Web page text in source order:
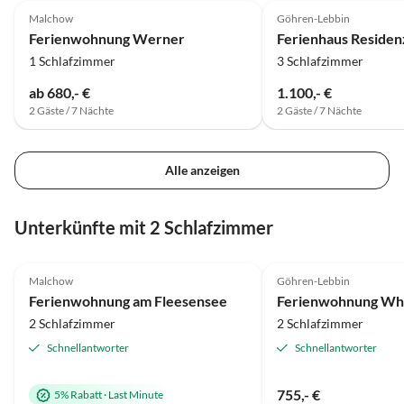
Vielen Dank nochmal ! Die
Umgebung lädt zum Radfahren ein.
Immer schön, egal in welche
wieder und empfehlen Sie weiter.
Malchow
Ferienwohnung Werner
1 Schlafzimmer
ab 680,- €
2 Gäste / 7 Nächte
Göhren-Lebbin
Ferienhaus
3 Schlafzimmer
1.100,- €
2 Gäste / 7 Nächte
Alle anzeigen
Unterkünfte mit 2 Schlafzimmer
Malchow
Ferienwohnung am Fleesensee
2 Schlafzimmer
Schnellantworter
5% Rabatt· Last Minute
Göhren-Lebbin
2 Schlafzimmer
Schnellantworter
755,- €